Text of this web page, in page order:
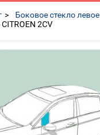
Боковое стекло левое
2CV